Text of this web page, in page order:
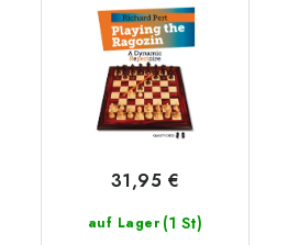
auf Lager (1 St)
31,95 €